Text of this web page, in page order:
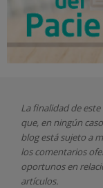
La finalidad de
que, en ningún
blog está sujeto a
los comentarios
oportunos en
artículos.